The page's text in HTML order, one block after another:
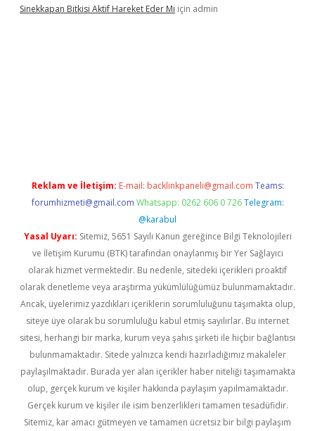
Sinekkapan Bitkisi Aktif Hareket Eder Mi için admin
Reklam ve İletişim: E-mail: backlinkpaneli@gmail.com Teams:
forumhizmeti@gmail.com Whatsapp: 0262 606 0 726 Telegram:
@karabul
Yasal Uyarı: Sitemiz, 5651 Sayılı Kanun gereğince Bilgi Teknolojileri
ve İletişim Kurumu (BTK) tarafından onaylanmış bir Yer Sağlayıcı
olarak hizmet vermektedir. Bu nedenle, sitedeki içerikleri proaktif
olarak denetleme veya araştırma yükümlülüğümüz bulunmamaktadır.
Ancak, üyelerimiz yazdıkları içeriklerin sorumluluğunu taşımakta olup,
siteye üye olarak bu sorumluluğu kabul etmiş sayılırlar. Bu internet
sitesi, herhangi bir marka, kurum veya şahıs şirketi ile hiçbir bağlantısı
bulunmamaktadır. Sitede yalnızca kendi hazırladığımız makaleler
paylaşılmaktadır. Burada yer alan içerikler haber niteliği taşımamakta
olup, gerçek kurum ve kişiler hakkında paylaşım yapılmamaktadır.
Gerçek kurum ve kişiler ile isim benzerlikleri tamamen tesadüfidir.
Sitemiz, kar amacı gütmeyen ve tamamen ücretsiz bir bilgi paylaşım